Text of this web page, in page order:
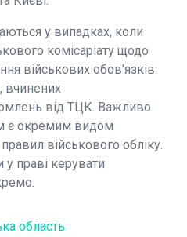
у випадках, коли
комісаріату щодо
військових обов'язків.
вчинених
від ТЦК. Важливо
є окремим видом
військового обліку.
праві керувати
область